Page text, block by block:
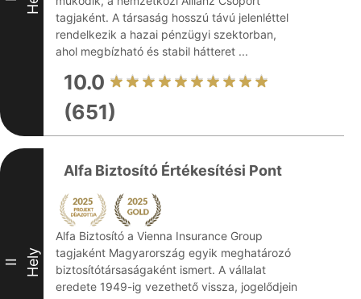
tagjaként. A társaság hosszú távú jelenléttel
rendelkezik a hazai pénzügyi szektorban,
ahol megbízható és stabil hátteret ...
10.0
(651)
II Hely
Alfa Biztosító Értékesítési Pont
Alfa Biztosító a Vienna Insurance Group
tagjaként Magyarország egyik meghatározó
biztosítótársaságaként ismert. A vállalat
eredete 1949-ig vezethető vissza, jogelődjein